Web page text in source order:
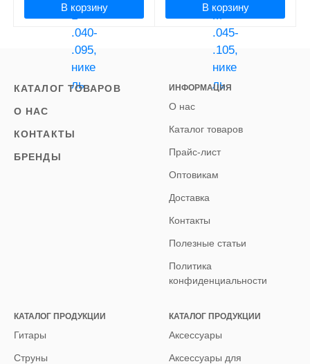
В корзину В корзину
КАТАЛОГ ТОВАРОВ
О НАС
КОНТАКТЫ
БРЕНДЫ
ИНФОРМАЦИЯ
О нас
Каталог товаров
Прайс-лист
Оптовикам
Доставка
Контакты
Полезные статьи
Политика
конфиденциальности
КАТАЛОГ ПРОДУКЦИИ
Гитары
Струны
КАТАЛОГ ПРОДУКЦИИ
Аксессуары
Аксессуары для